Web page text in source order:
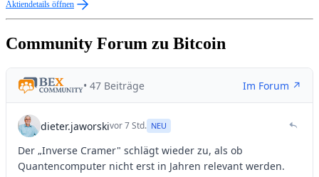
Aktiendetails öffnen
Community Forum zu Bitcoin